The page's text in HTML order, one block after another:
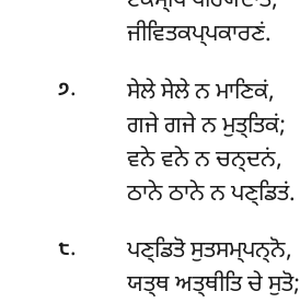
ਜੀਵਿਤਕਪ੍ਪਕਾਰਣਂ.
੭.
ਸੇਲੇ ਸੇਲੇ ਨ ਮਾਣਿਕਂ,
ਗਜੇ ਗਜੇ ਨ ਮੁਤ੍ਤਿਕਂ;
ਵਨੇ ਵਨੇ ਨ ਚਨ੍ਦਨਂ,
ਠਾਨੇ ਠਾਨੇ ਨ ਪਣ੍ਡਿਤਂ.
੮.
ਪਣ੍ਡਿਤੋ ਸੁਤਸਮ੍ਪਨ੍ਨੋ,
ਯਤ੍ਥ ਅਤ੍ਥੀਤਿ ਚੇ ਸੁਤੋ;